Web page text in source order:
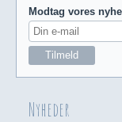
Modtag vores
Nyheder